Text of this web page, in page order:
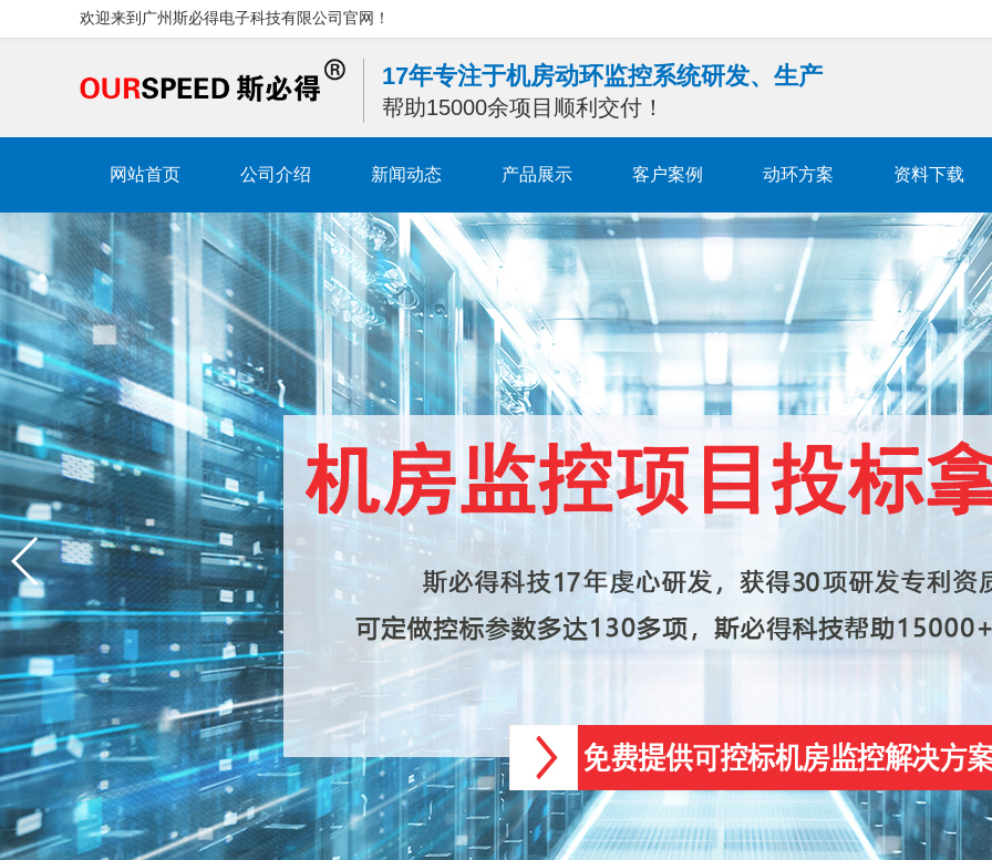
欢迎来到广州斯必得电子科技有限公司官网！
17年专注于机房动环监控系统研发、生产
帮助15000余项目顺利交付！
网站首页 公司介绍 新闻动态 产品展示 客户案例 动环方案 资料下载